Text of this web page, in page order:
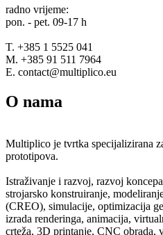
radno vrijeme:
pon. - pet. 09-17 h
T. +385 1 5525 041
M. +385 91 511 7964
E. contact@multiplico.eu
O nama
Multiplico je tvrtka specijalizirana
prototipova.
Istraživanje i razvoj, razvoj
strojarsko konstruiranje,
(CREO), simulacije, optimizacija
izrada renderinga, animacija,
crteža, 3D printanje, CNC obrada,